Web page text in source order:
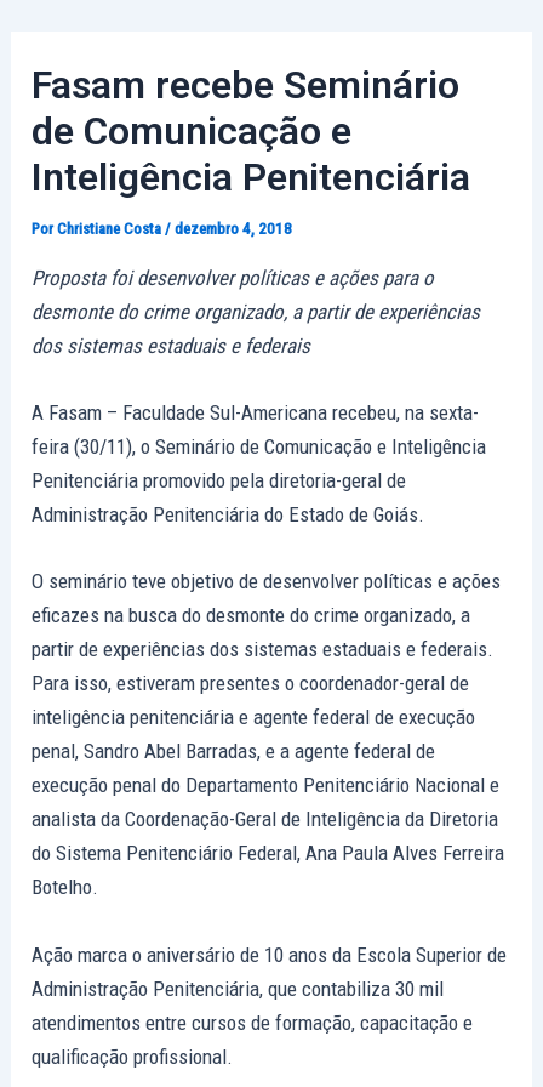
conteúdo
Fasam recebe Seminário
de Comunicação e
Inteligência Penitenciária
PorChristiane Costa/dezembro 4, 2018
Proposta foi desenvolver políticas e ações para o
desmonte do crime organizado, a partir de experiências
dos sistemas estaduais e federais
A Fasam – Faculdade Sul-Americana recebeu, na sexta-
feira (30/11), o Seminário de Comunicação e Inteligência
Penitenciária promovido pela diretoria-geral de
Administração Penitenciária do Estado de Goiás.
O seminário teve objetivo de desenvolver políticas e ações
eficazes na busca do desmonte do crime organizado, a
partir de experiências dos sistemas estaduais e federais.
Para isso, estiveram presentes o coordenador-geral de
inteligência penitenciária e agente federal de execução
penal, Sandro Abel Barradas, e a agente federal de
execução penal do Departamento Penitenciário Nacional e
analista da Coordenação-Geral de Inteligência da Diretoria
do Sistema Penitenciário Federal, Ana Paula Alves Ferreira
Botelho.
Ação marca o aniversário de 10 anos da Escola Superior de
Administração Penitenciária, que contabiliza 30 mil
atendimentos entre cursos de formação, capacitação e
qualificação profissional.